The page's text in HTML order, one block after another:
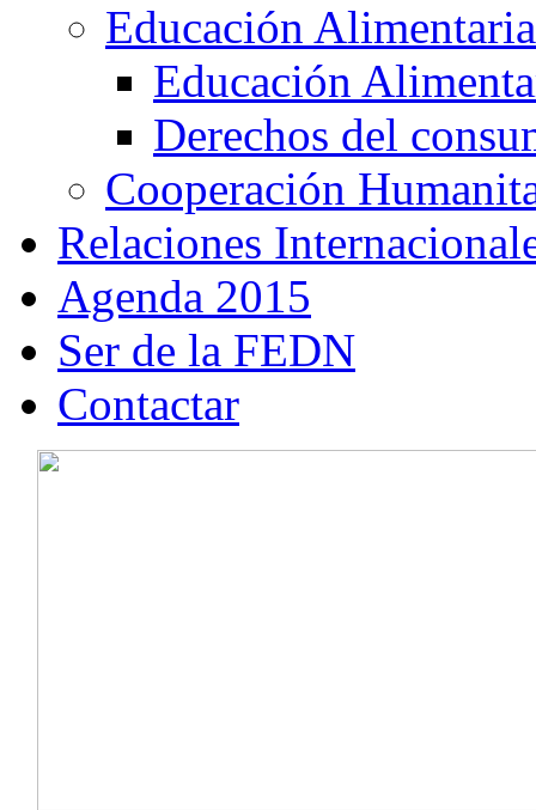
Educación Alimentaria
Educación
Derechos del
Cooperación
Relaciones
Agenda 2015
Ser de la FEDN
Contactar